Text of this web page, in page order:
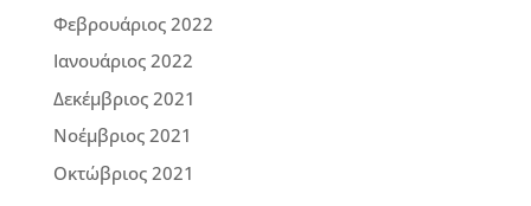
Φεβρουάριος 2022
Ιανουάριος 2022
Δεκέμβριος 2021
Νοέμβριος 2021
Οκτώβριος 2021